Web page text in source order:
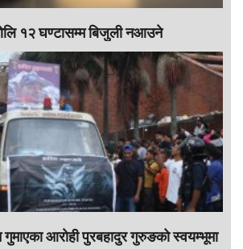
१२ घण्टासम्म बिजुली नआउने
गुमाएका आराेही पुरबहादुर गुरुङको स्वयम्भूमा